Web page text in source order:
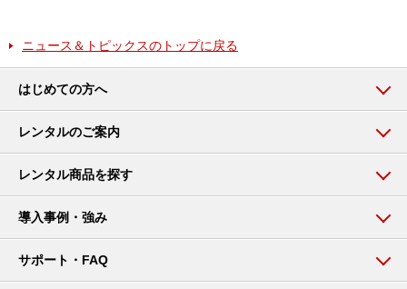
ニュース＆トピックスのトップに戻る
はじめての方へ
レンタルのご案内
レンタル商品を探す
導入事例・強み
サポート・FAQ